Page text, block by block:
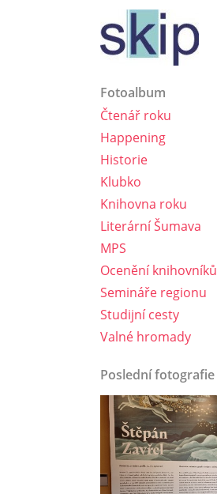
Fotoalbum
Čtenář roku
Happening
Historie
Klubko
Knihovna roku
Literární Šumava
MPS
Ocenění knihovníků
Semináře regionu
Studijní cesty
Valné hromady
Poslední fotografie